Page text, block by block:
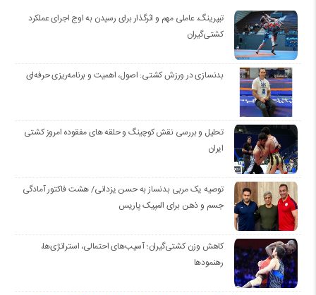
تیپرینگ، عاملی مهم و اثرگذار برای رسیدن به اوج اجرای عملکرد
کشتی‌گیران
بدنسازی در ورزش کشتی: اصول، اهمیت و برنامه‌ریزی حرفه‌ای
تحلیل و بررسی نقش کوچینگ و حلقه های مفقوده امروز کشتی
ایران
توصیه یک مربی بدنساز به حسن یزدانی/ هشت فاکتور آمادگی
جسم و ذهن برای المپیک پاریس
کاهش وزن کشتی‌گیران؛ آسیب‌های احتمالی، استراتژی‌ها،
رهنمودها